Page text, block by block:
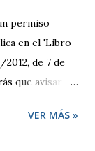
permiso
en el 'Libro
de 7 de
que avisar
que se
VER MÁS »